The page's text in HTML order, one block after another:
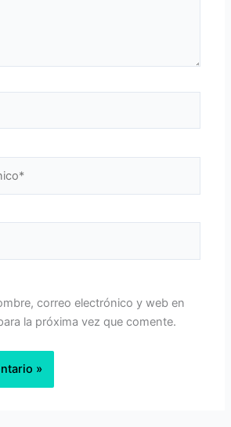
correo electrónico y web en
la próxima vez que comente.